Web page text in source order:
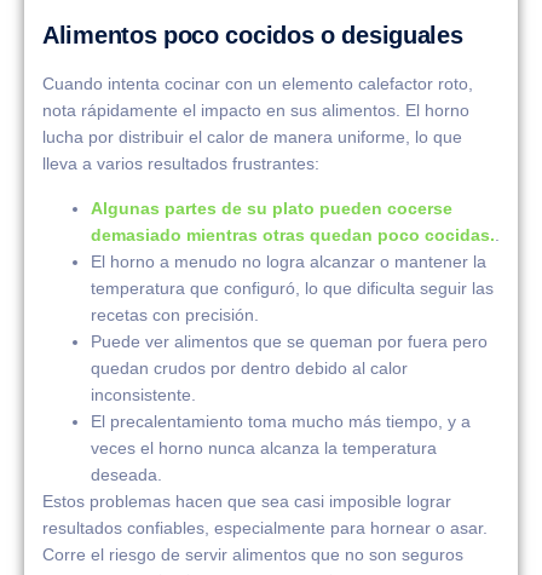
Alimentos poco cocidos o desiguales
Cuando intenta cocinar con un elemento calefactor roto,
nota rápidamente el impacto en sus alimentos. El horno
lucha por distribuir el calor de manera uniforme, lo que
lleva a varios resultados frustrantes:
Algunas partes de su plato pueden cocerse
demasiado mientras otras quedan poco cocidas.
El horno a menudo no logra alcanzar o mantener la
temperatura que configuró, lo que dificulta seguir las
recetas con precisión.
Puede ver alimentos que se queman por fuera pero
quedan crudos por dentro debido al calor
inconsistente.
El precalentamiento toma mucho más tiempo, y a
veces el horno nunca alcanza la temperatura
deseada.
Estos problemas hacen que sea casi imposible lograr
resultados confiables, especialmente para hornear o asar.
Corre el riesgo de servir alimentos que no son seguros